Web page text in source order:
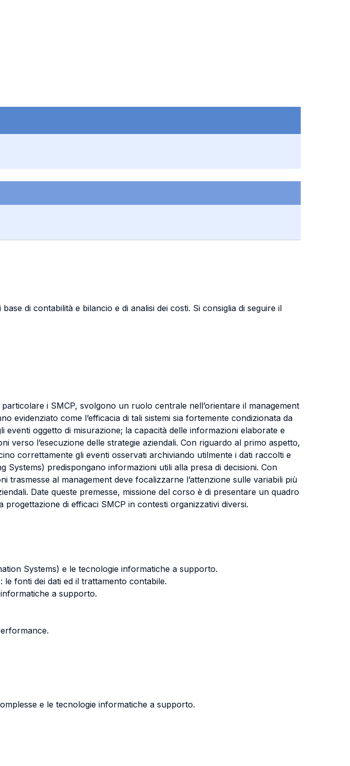
di contabilità e bilancio e di analisi dei costi. Si consiglia di seguire il
i SMCP, svolgono un ruolo centrale nell’orientare il management
evidenziato come l’efficacia di tali sistemi sia fortemente condizionata da
eventi oggetto di misurazione; la capacità delle informazioni elaborate e
verso l’esecuzione delle strategie aziendali. Con riguardo al primo aspetto,
correttamente gli eventi osservati archiviando utilmente i dati raccolti e
Systems) predispongano informazioni utili alla presa di decisioni. Con
al management deve focalizzarne l’attenzione sulle variabili più
Date queste premesse, missione del corso è di presentare un quadro
di efficaci SMCP in contesti organizzativi diversi.
Systems) e le tecnologie informatiche a supporto.
fonti dei dati ed il trattamento contabile.
a supporto.
e le tecnologie informatiche a supporto.